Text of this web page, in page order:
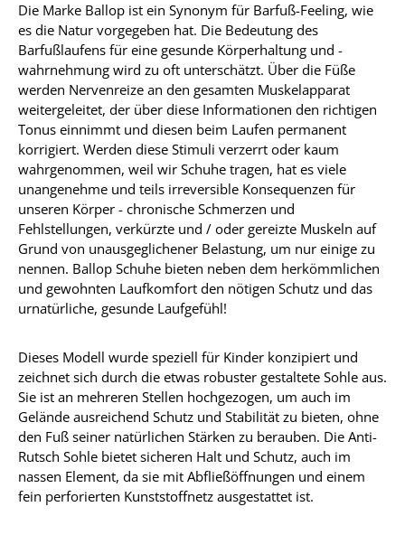
Die Marke Ballop ist ein Synonym für Barfuß-Feeling, wie
es die Natur vorgegeben hat. Die Bedeutung des
Barfußlaufens für eine gesunde Körperhaltung und -
wahrnehmung wird zu oft unterschätzt. Über die Füße
werden Nervenreize an den gesamten Muskelapparat
weitergeleitet, der über diese Informationen den richtigen
Tonus einnimmt und diesen beim Laufen permanent
korrigiert. Werden diese Stimuli verzerrt oder kaum
wahrgenommen, weil wir Schuhe tragen, hat es viele
unangenehme und teils irreversible Konsequenzen für
unseren Körper - chronische Schmerzen und
Fehlstellungen, verkürzte und / oder gereizte Muskeln auf
Grund von unausgeglichener Belastung, um nur einige zu
nennen. Ballop Schuhe bieten neben dem herkömmlichen
und gewohnten Laufkomfort den nötigen Schutz und das
urnatürliche, gesunde Laufgefühl!
Dieses Modell wurde speziell für Kinder konzipiert und
zeichnet sich durch die etwas robuster gestaltete Sohle aus.
Sie ist an mehreren Stellen hochgezogen, um auch im
Gelände ausreichend Schutz und Stabilität zu bieten, ohne
den Fuß seiner natürlichen Stärken zu berauben. Die Anti-
Rutsch Sohle bietet sicheren Halt und Schutz, auch im
nassen Element, da sie mit Abfließöffnungen und einem
fein perforierten Kunststoffnetz ausgestattet ist.